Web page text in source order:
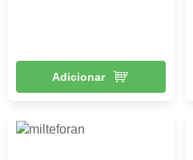
Adicionar